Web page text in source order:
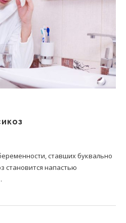
ставших буквально
становится напастью